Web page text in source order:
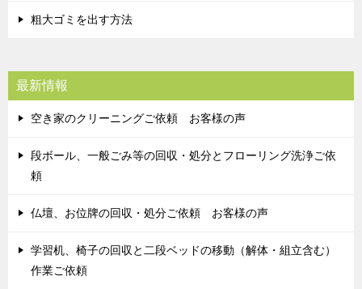
粗大ゴミを出す方法
最新情報
空き家のクリーニングご依頼 お客様の声
段ボール、一般ごみ等の回収・処分とフローリング洗浄ご依
頼
仏壇、お位牌の回収・処分ご依頼 お客様の声
学習机、椅子の回収と二段ベッドの移動（解体・組立含む）
作業ご依頼